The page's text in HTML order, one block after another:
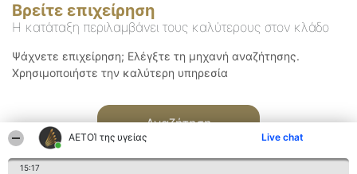
ΑΕΤΟΊ της υγείας Live chat
15:17
Βρείτε επιχείρηση
Η κατάταξη περιλαμβάνει τους καλύτερους στον κλάδο
Ψάχνετε επιχείρηση; Ελέγξτε τη μηχανή αναζήτησης.
Χρησιμοποιήστε την καλύτερη υπηρεσία
Αναζήτηση